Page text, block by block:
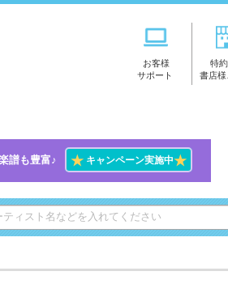
お客様
サポート
特
書店様
譜も豊富♪ ★キャンペーン実施中★